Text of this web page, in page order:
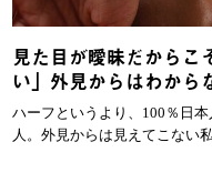
見た目が曖昧だからこ
い」外見からはわから
ハーフというより、100％日
人。外見からは見えてこない